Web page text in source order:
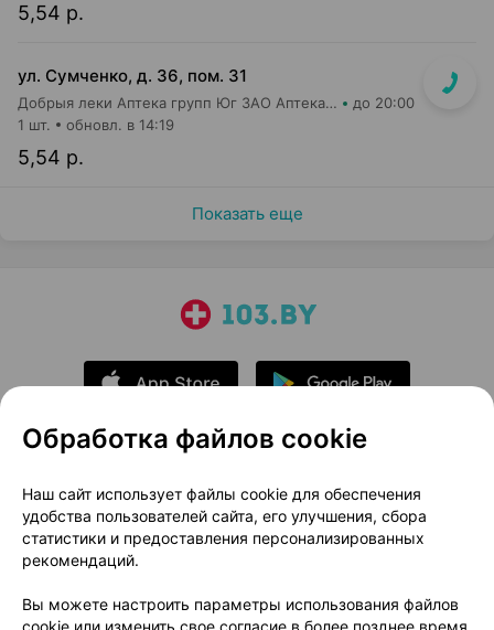
5,54 р.
ул. Сумченко, д. 36, пом. 31
Добрыя леки Аптека групп Юг ЗАО Аптека №56 до 20:00
5,54 р.
1 шт. обновл. в 14:19
Показать еще
О проекте
Новости проекта
Размещение рекламы
Медицинский маркетинг
Публичный договор
Доставка
Способы оплаты
Вакансии Партнеры
Обработка файлов cookie
Наш сайт использует файлы cookie для обеспечения
удобства пользователей сайта, его улучшения, сбора
статистики и предоставления персонализированных
рекомендаций.
Вы можете настроить параметры использования файлов
cookie или изменить свое согласие в более позднее время.